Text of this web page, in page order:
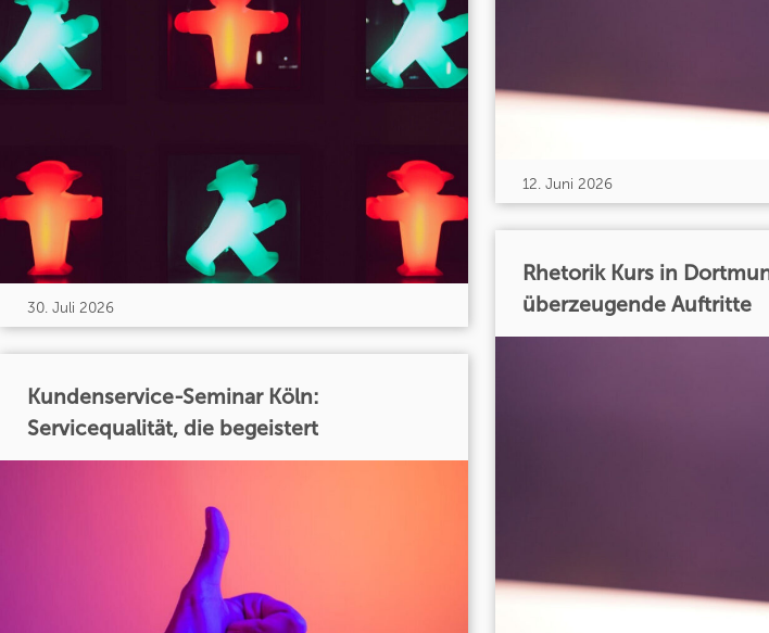
30. Juli 2026
Kundenservice-Seminar Köln:
Servicequalität, die begeistert
12. Juni 2026
Rhetorik Kurs in
überzeugende Auftritte